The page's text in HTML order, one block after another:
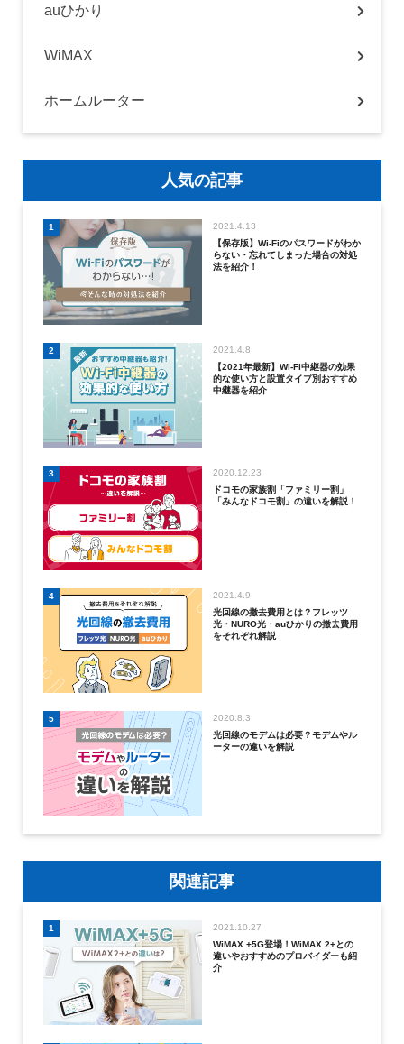
auひかり
WiMAX
ホームルーター
人気の記事
1
2021.4.13
【保存版】Wi-Fiのパスワードがわか
らない・忘れてしまった場合の対処
法を紹介！
2
2021.4.8
【2021年最新】Wi-Fi中継器の効果
的な使い方と設置タイプ別おすすめ
中継器を紹介
3
2020.12.23
ドコモの家族割「ファミリー割」
「みんなドコモ割」の違いを解説！
4
2021.4.9
光回線の撤去費用とは？フレッツ
光・NURO光・auひかりの撤去費用
をそれぞれ解説
5
2020.8.3
光回線のモデムは必要？モデムやル
ーターの違いを解説
関連記事
1
2021.10.27
WiMAX +5G登場！WiMAX 2+との
違いやおすすめのプロバイダーも紹
介